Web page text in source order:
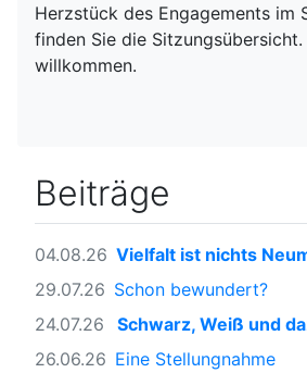
Beiträge
04.08.26 Vielfalt ist nichts
29.07.26 Schon bewundert?
24.07.26
Schwarz, Weiß und
26.06.26 Eine Stellungnahme
Herzstück des Engagements im
finden Sie die
willkommen.